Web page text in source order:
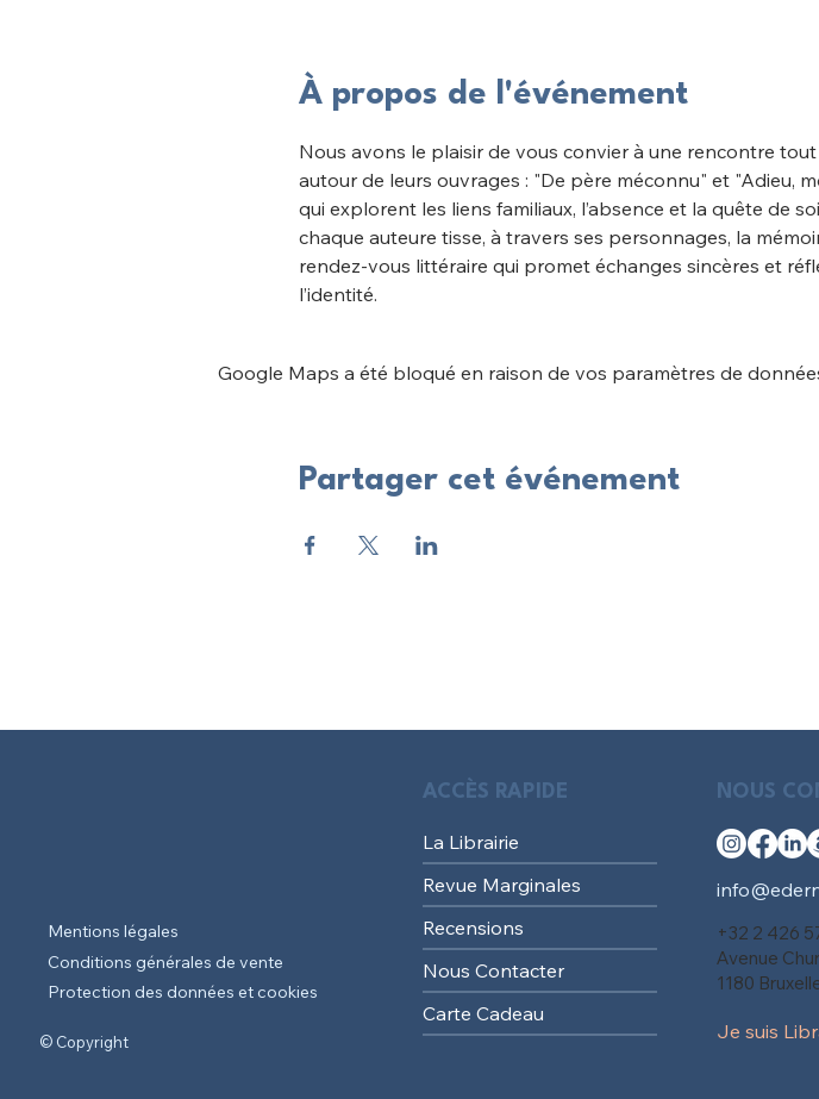
À propos de l'événement
Nous avons le plaisir de vous convier à une rencontre
autour de leurs ouvrages : "De père méconnu" et "Adieu,
qui explorent les liens familiaux, l’absence et la quête de
chaque auteure tisse, à travers ses personnages, la
rendez-vous littéraire qui promet échanges sincères et
l’identité.
Google Maps a été bloqué en raison de vos paramètres de
Partager cet événement
ACCÈS RAPIDE
La Librairie
Revue Marginales
Recensions
Nous Contacter
Carte Cadeau
NOUS
+32 2 426
Avenue
1180
Je suis
Mentions légales
Conditions générales de vente
Protection des données et cookies
© Copyright